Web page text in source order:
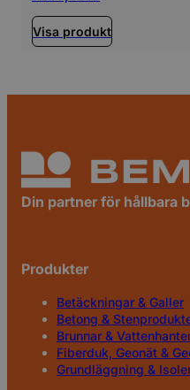
Visa produkt
Din partner för hållbara
Produkter
Betäckningar & Galler
Betong &
Brunnar &
Fiberduk, Geonät &
Grundläggning &